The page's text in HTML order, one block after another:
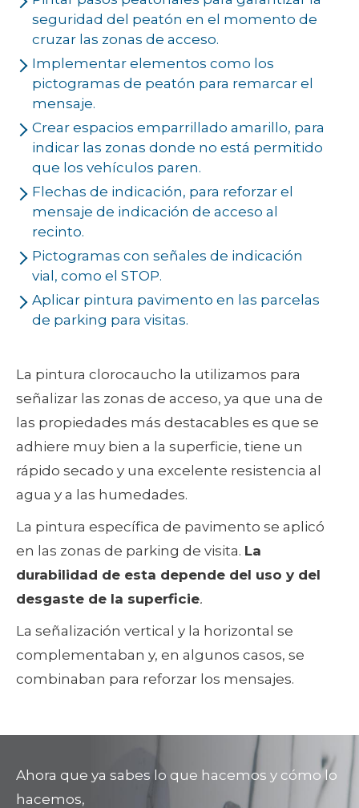
seguridad del peatón en el momento de
cruzar las zonas de acceso.
Implementar elementos como los
pictogramas de peatón para remarcar el
mensaje.
Crear espacios emparrillado amarillo, para
indicar las zonas donde no está permitido
que los vehículos paren.
Flechas de indicación, para reforzar el
mensaje de indicación de acceso al
recinto.
Pictogramas con señales de indicación
vial, como el STOP.
Aplicar pintura pavimento en las parcelas
de parking para visitas.
La pintura clorocaucho la utilizamos para
señalizar las zonas de acceso, ya que una de
las propiedades más destacables es que se
adhiere muy bien a la superficie, tiene un
rápido secado y una excelente resistencia al
agua y a las humedades.
La pintura específica de pavimento se aplicó
en las zonas de parking de visita. La
durabilidad de esta depende del uso y del
desgaste de la superficie.
La señalización vertical y la horizontal se
complementaban y, en algunos casos, se
combinaban para reforzar los mensajes.
Ahora que ya sabes lo que hacemos y cómo lo
hacemos,